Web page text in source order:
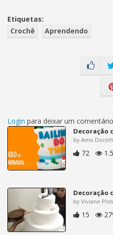
Etiquetas:
Crochê
Aprendendo
Login para deixar um comentário
Decoração
by Amo
72
Decoração
by Viviane
15